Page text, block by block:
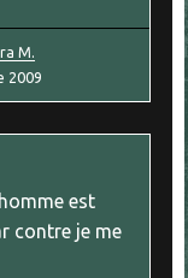
M.
2009
est
contre je me